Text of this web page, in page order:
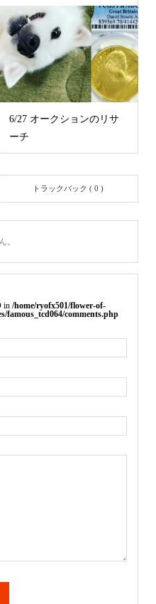
6/27 オークションのリサ
ーチ
トラックバック ( 0 )
。
in /home/ryofx501/flower-of-
famous_tcd064/comments.php